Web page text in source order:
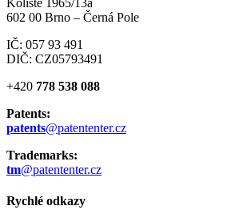
Koliště 1965/13a
602 00 Brno – Černá Pole
IČ: 057 93 491
DIČ: CZ05793491
+420 778 538 088
Patents:
patents@patententer.cz
Trademarks:
tm@patententer.cz
Rychlé odkazy